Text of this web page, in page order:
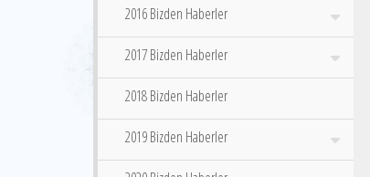
2016 Bizden Haberler
2017 Bizden Haberler
2018 Bizden Haberler
2019 Bizden Haberler